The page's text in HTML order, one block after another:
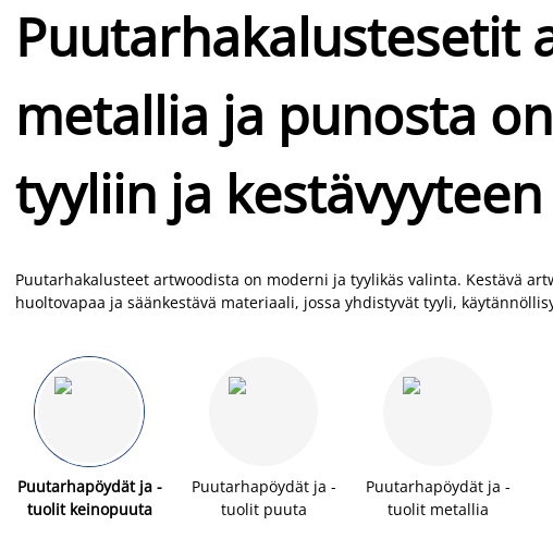
Puutarhakalustesetit
metallia ja punosta
tyyliin ja kestävyyteen
Puutarhakalusteet artwoodista on moderni ja tyylikäs valinta. Kestävä
huoltovapaa ja säänkestävä materiaali, jossa yhdistyvät tyyli,
löydät JYSKistä edulliseen hintaan ja laajasta valikoimasta.
Puutarhapöydät ja -
tuolit keinopuuta
Puutarhapöydät ja -
tuolit puuta
Puutarhapöydät ja -
tuolit metallia